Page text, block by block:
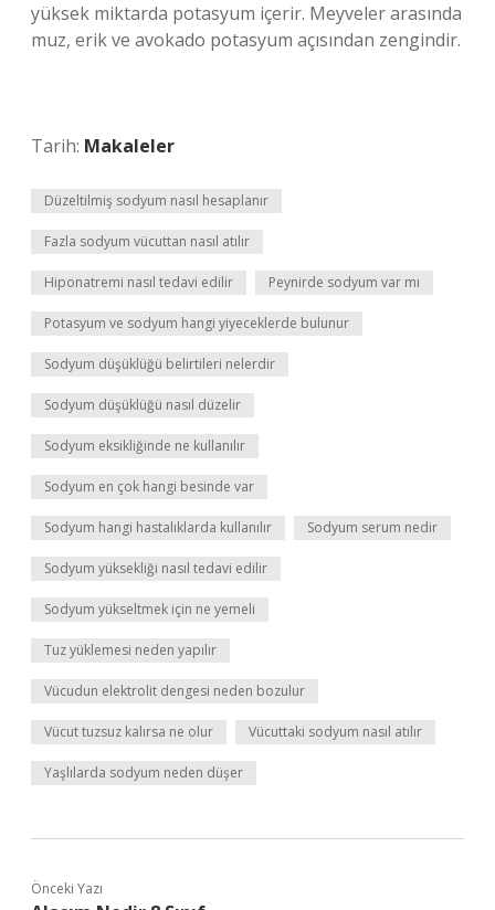
yüksek miktarda potasyum içerir. Meyveler arasında
muz, erik ve avokado potasyum açısından zengindir.
Tarih: Makaleler
Düzeltilmiş sodyum nasıl hesaplanır
Fazla sodyum vücuttan nasıl atılır
Hiponatremi nasıl tedavi edilir Peynirde sodyum var mı
Potasyum ve sodyum hangi yiyeceklerde bulunur
Sodyum düşüklüğü belirtileri nelerdir
Sodyum düşüklüğü nasıl düzelir
Sodyum eksikliğinde ne kullanılır
Sodyum en çok hangi besinde var
Sodyum hangi hastalıklarda kullanılır Sodyum serum nedir
Sodyum yüksekliği nasıl tedavi edilir
Sodyum yükseltmek için ne yemeli
Tuz yüklemesi neden yapılır
Vücudun elektrolit dengesi neden bozulur
Vücut tuzsuz kalırsa ne olur Vücuttaki sodyum nasıl atılır
Yaşlılarda sodyum neden düşer
Önceki Yazı